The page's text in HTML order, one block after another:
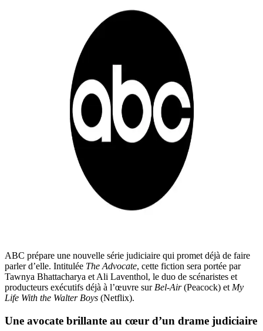
ABC prépare une nouvelle série judiciaire qui promet déjà de faire
parler d’elle. Intitulée The Advocate, cette fiction sera portée par
Tawnya Bhattacharya et Ali Laventhol, le duo de scénaristes et
producteurs exécutifs déjà à l’œuvre sur Bel-Air(Peacock) et My
Life With the Walter Boys (Netflix).
Une avocate brillante au cœur d’un drame judiciaire